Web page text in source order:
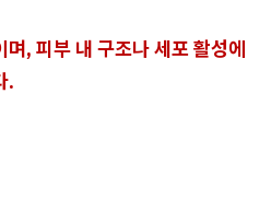
, 피부 내 구조나 세포 활성에
.